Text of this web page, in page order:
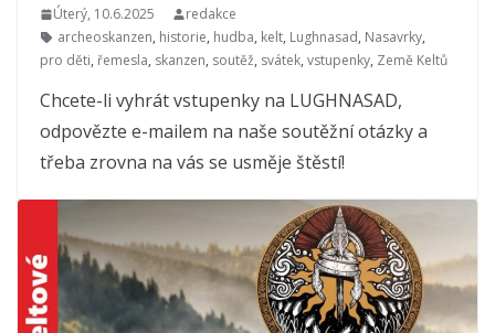
Úterý, 10.6.2025
redakce
archeoskanzen, historie, hudba, kelt, Lughnasad, Nasavrky,
pro děti, řemesla, skanzen, soutěž, svátek, vstupenky, Země Keltů
Chcete-li vyhrát vstupenky na LUGHNASAD,
odpovězte e-mailem na naše soutěžní otázky a
třeba zrovna na vás se usměje štěstí!